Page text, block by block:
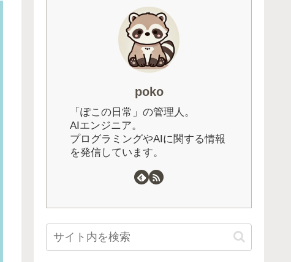
poko
「ぽこの日常」の管理人。
AIエンジニア。
プログラミングやAIに関する情報
を発信しています。